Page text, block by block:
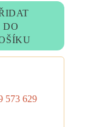
DO
573 629